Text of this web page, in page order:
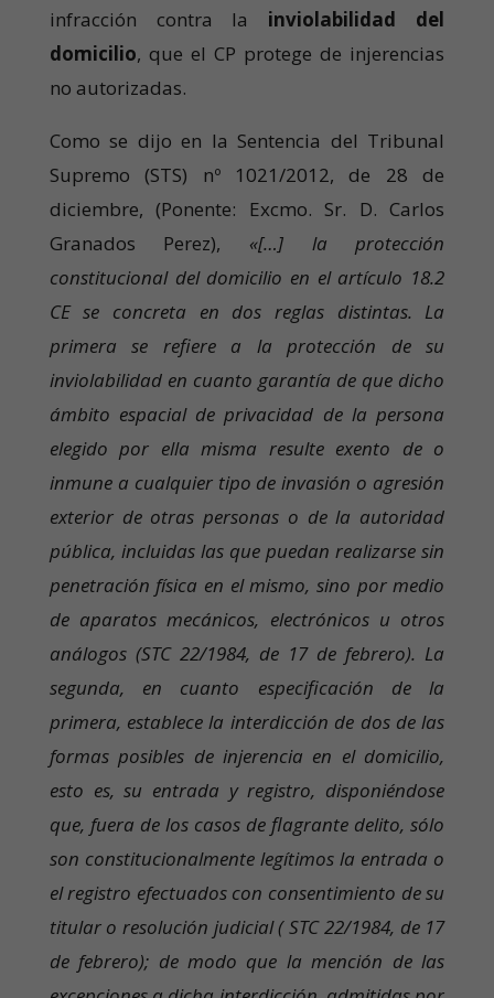
infracción contra la inviolabilidad del
domicilio, que el CP protege de injerencias
no autorizadas.
Como se dijo en la Sentencia del Tribunal
Supremo (STS) nº 1021/2012, de 28 de
diciembre, (Ponente: Excmo. Sr. D. Carlos
Granados Perez), «[…] la protección
constitucional del domicilio en el artículo 18.2
CE se concreta en dos reglas distintas. La
primera se refiere a la protección de su
inviolabilidad en cuanto garantía de que dicho
ámbito espacial de privacidad de la persona
elegido por ella misma resulte exento de o
inmune a cualquier tipo de invasión o agresión
exterior de otras personas o de la autoridad
pública, incluidas las que puedan realizarse sin
penetración física en el mismo, sino por medio
de aparatos mecánicos, electrónicos u otros
análogos (STC 22/1984, de 17 de febrero). La
segunda, en cuanto especificación de la
primera, establece la interdicción de dos de las
formas posibles de injerencia en el domicilio,
esto es, su entrada y registro, disponiéndose
que, fuera de los casos de flagrante delito, sólo
son constitucionalmente legítimos la entrada o
el registro efectuados con consentimiento de su
titular o resolución judicial ( STC 22/1984, de 17
de febrero); de modo que la mención de las